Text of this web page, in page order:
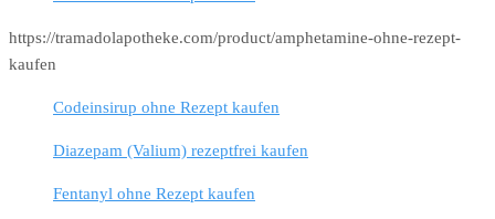
https://tramadolapotheke.com/product/amphetamine-ohne-rezept-
kaufen
Codeinsirup ohne Rezept kaufen
Diazepam (Valium) rezeptfrei kaufen
Fentanyl ohne Rezept kaufen